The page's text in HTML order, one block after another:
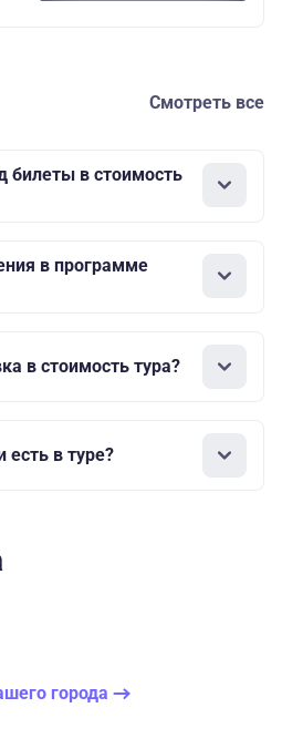
Смотреть все
билеты в стоимость
в программе
в стоимость тура?
есть в туре?
города